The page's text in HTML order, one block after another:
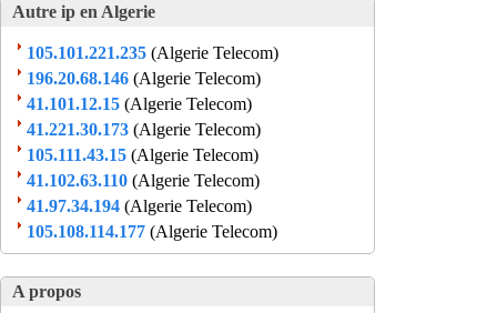
Autre ip en Algerie
105.101.221.235 (Algerie Telecom)
196.20.68.146 (Algerie Telecom)
41.101.12.15 (Algerie Telecom)
41.221.30.173 (Algerie Telecom)
105.111.43.15 (Algerie Telecom)
41.102.63.110 (Algerie Telecom)
41.97.34.194 (Algerie Telecom)
105.108.114.177 (Algerie Telecom)
A propos